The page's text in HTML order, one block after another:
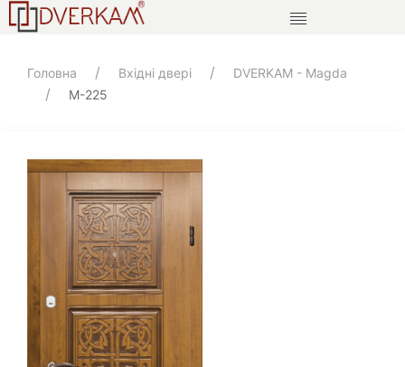
Головна Вхідні двері
DVERKAM - Magda
M-225